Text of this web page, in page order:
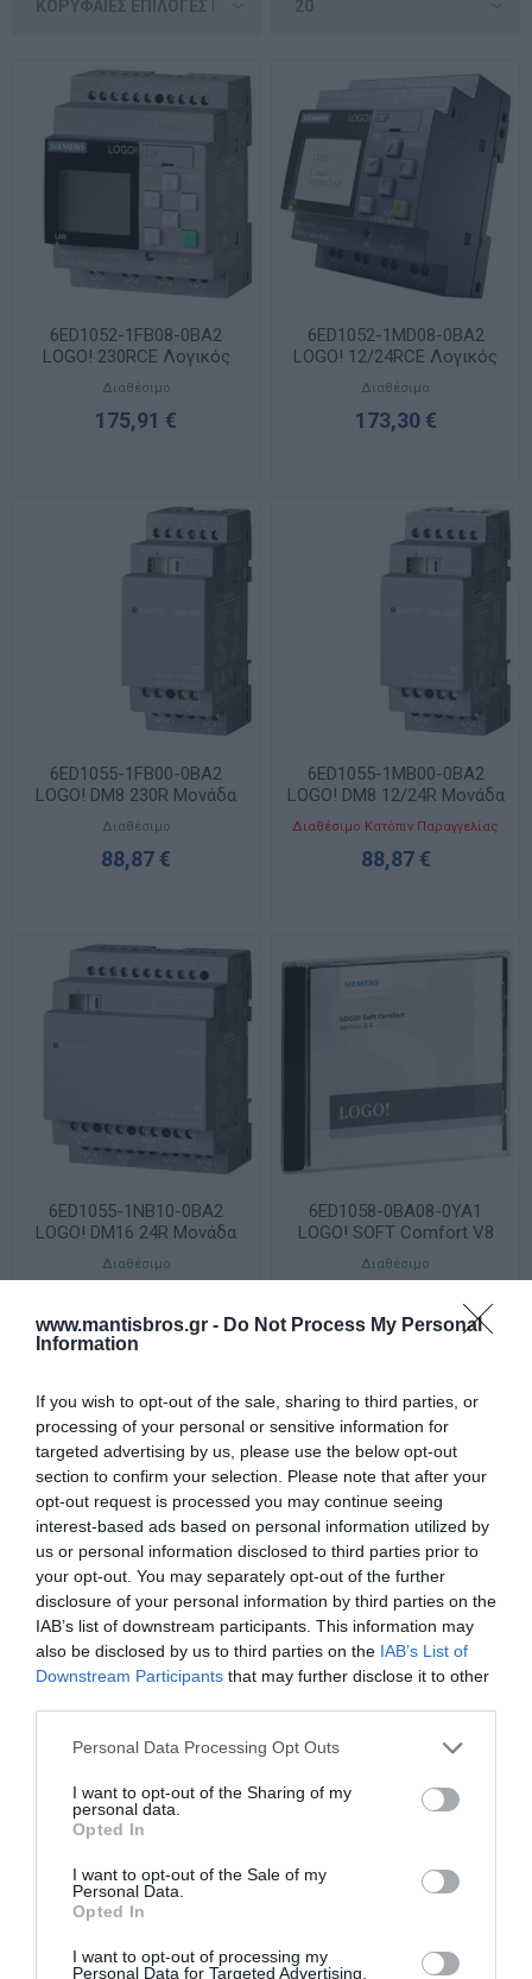
www.mantisbros.gr - Do Not Process My Personal
Information
If you wish to opt-out of the sale, sharing to third parties, or
processing of your personal or sensitive information for
targeted advertising by us, please use the below opt-out
section to confirm your selection. Please note that after your
opt-out request is processed you may continue seeing
interest-based ads based on personal information utilized by
us or personal information disclosed to third parties prior to
your opt-out. You may separately opt-out of the further
disclosure of your personal information by third parties on the
IAB’s list of downstream participants. This information may
also be disclosed by us to third parties on the IAB’s List of
Downstream Participants that may further disclose it to other
Please note that this website/app uses one or more Google
not limited to your visit or usage behaviour. You may click to
grant or deny consent to Google and its third-party tags to
use your data for below specified purposes in below Google
consent section.
Personal Data Processing Opt Outs
I want to opt-out of the Sharing of my
personal data.
Opted In
I want to opt-out of the Sale of my
Personal Data.
Opted In
I want to opt-out of processing my
Personal Data for Targeted Advertising.
6ED1052-1FB08-0BA2
LOGO! 230RCE Λογικός
Ελεγκτής 115/230VAC
8DI/4DO Relay V8.4
Διαθέσιμο
175,91 €
6ED1052-1MD08-0BA2
LOGO! 12/24RCE Λογικός
Ελεγκτής 12/24VDC
8DI(4AI)/4DO Relay V8.4
Διαθέσιμο
173,30 €
6ED1055-1FB00-0BA2
LOGO! DM8 230R Μονάδα
Επέκτασης 4DI/4DO Relay
Διαθέσιμο
88,87 €
6ED1055-1MB00-0BA2
LOGO! DM8 12/24R Μονάδα
Επέκτασης 4DI/4DO Relay
Διαθέσιμο Κατόπιν Παραγγελίας
88,87 €
6ED1055-1NB10-0BA2
LOGO! DM16 24R Μονάδα
Επέκτασης 8DI/8DO Relay
Διαθέσιμο
6ED1058-0BA08-0YA1
LOGO! SOFT Comfort V8
Software
Διαθέσιμο
92.13 Βάση PCB SMA για
Ρελέ 62.32/62.33
HOUSE
ABS2SC02EB Interface
24VDC/ 5-48VDC 3A Solid